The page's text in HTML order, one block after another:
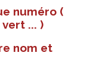
numéro (
... )
nom et